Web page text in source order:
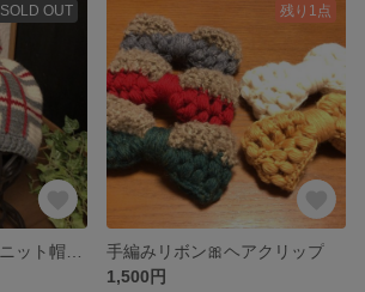
SOLD OUT 残り1点
手編みリボン🎀ヘアクリップ
1,500円